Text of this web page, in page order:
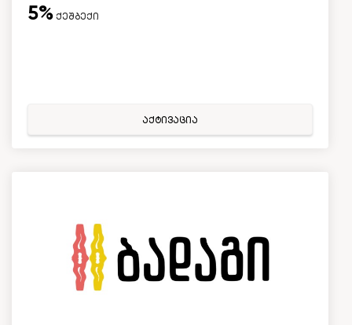
5% ქეშბექი
აქტივაცია